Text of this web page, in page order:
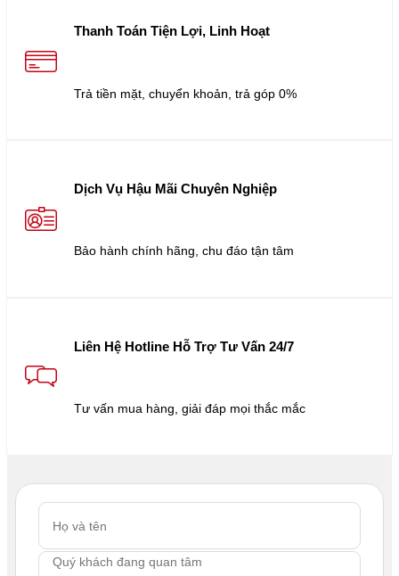
Thanh Toán Tiện Lợi, Linh Hoạt
Trả tiền mặt, chuyển khoản, trả góp 0%
Dịch Vụ Hậu Mãi Chuyên Nghiệp
Bảo hành chính hãng, chu đáo tận tâm
Liên Hệ Hotline Hỗ Trợ Tư Vấn 24/7
Tư vấn mua hàng, giải đáp mọi thắc mắc